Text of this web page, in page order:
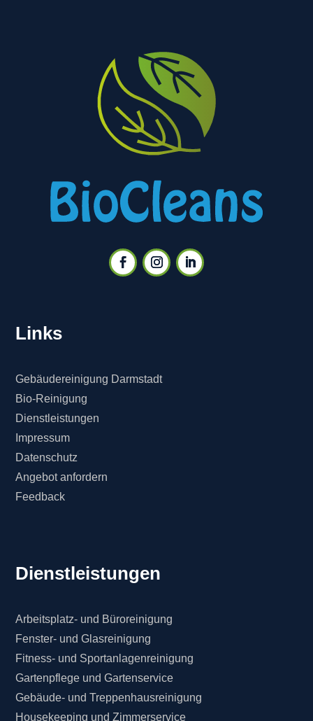
Links
Gebäudereinigung Darmstadt
Bio-Reinigung
Dienstleistungen
Impressum
Datenschutz
Angebot anfordern
Feedback
Dienstleistungen
Arbeitsplatz- und Büroreinigung
Fenster- und Glasreinigung
Fitness- und Sportanlagenreinigung
Gartenpflege und Gartenservice
Gebäude- und Treppenhausreinigung
Housekeeping und Zimmerservice